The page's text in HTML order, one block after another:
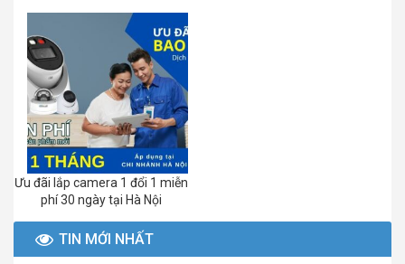
Ưu đãi lắp camera 1 đổi 1 miễn
phí 30 ngày tại Hà Nội
TIN MỚI NHẤT